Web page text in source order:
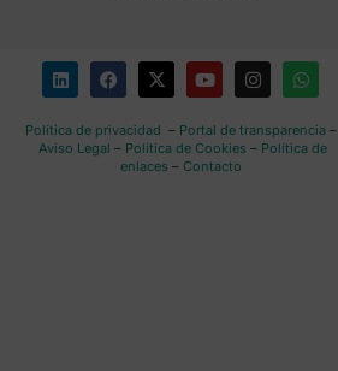
Política de privacidad – Portal de transparencia–
Aviso Legal – Política de Cookies – Política de
enlaces – Contacto